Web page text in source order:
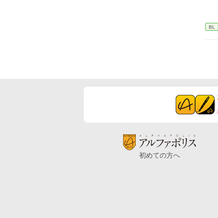
BL
初めての方へ